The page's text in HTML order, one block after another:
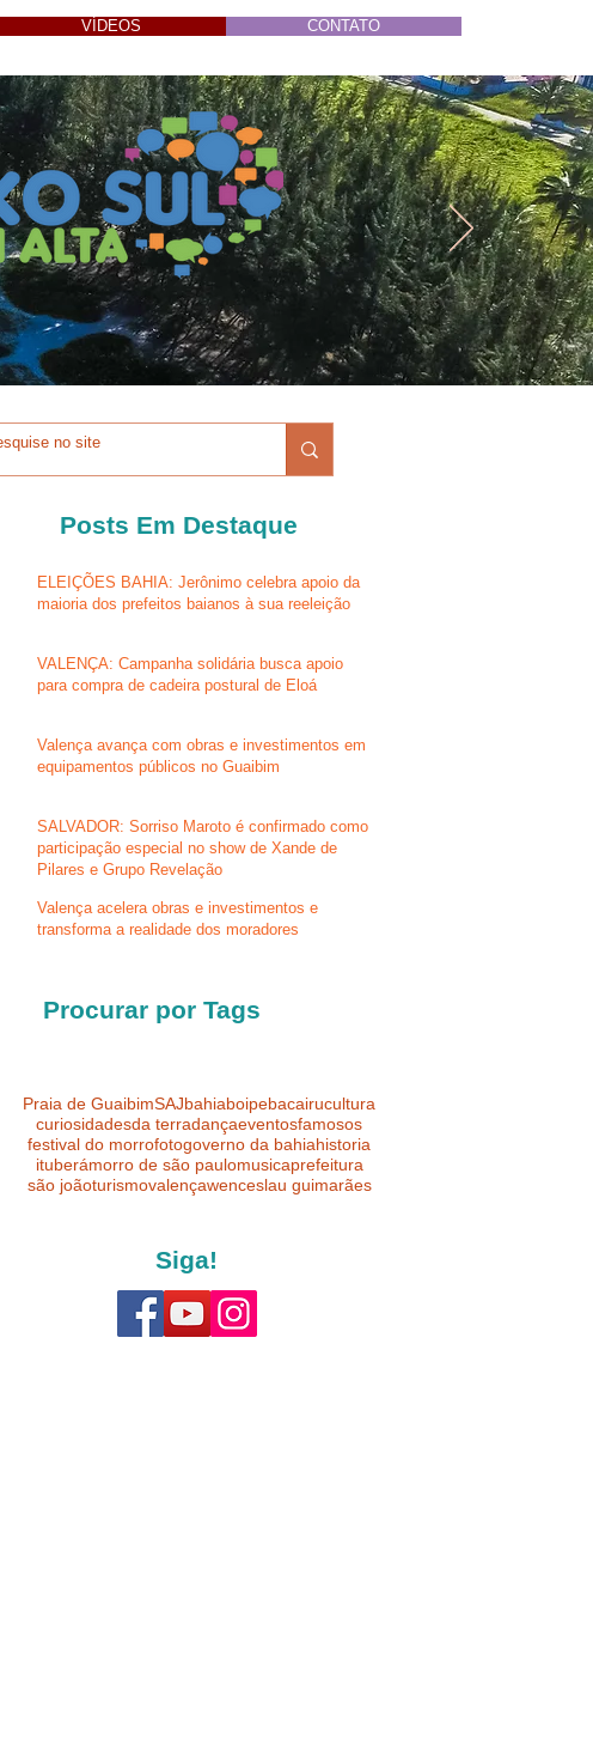
VÍDEOS CONTATO
Posts Em Destaque
ELEIÇÕES BAHIA: Jerônimo celebra apoio da
maioria dos prefeitos baianos à sua reeleição
VALENÇA: Campanha solidária busca apoio
para compra de cadeira postural de Eloá
Valença avança com obras e investimentos em
equipamentos públicos no Guaibim
SALVADOR: Sorriso Maroto é confirmado como
participação especial no show de Xande de
Pilares e Grupo Revelação
Valença acelera obras e investimentos e
transforma a realidade dos moradores
Procurar por Tags
Praia de GuaibimSAJbahiaboipebacairucultura
curiosidadesda terradançaeventosfamosos
festival do morrofotogoverno da bahiahistoria
ituberámorro de são paulomusicaprefeitura
são joãoturismovalençawenceslau guimarães
Siga!